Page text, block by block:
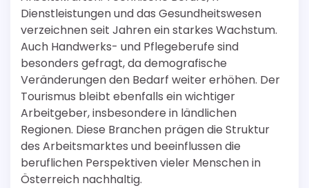
Dienstleistungen und das Gesundheitswesen
verzeichnen seit Jahren ein starkes Wachstum.
Auch Handwerks- und Pflegeberufe sind
besonders gefragt, da demografische
Veränderungen den Bedarf weiter erhöhen. Der
Tourismus bleibt ebenfalls ein wichtiger
Arbeitgeber, insbesondere in ländlichen
Regionen. Diese Branchen prägen die Struktur
des Arbeitsmarktes und beeinflussen die
beruflichen Perspektiven vieler Menschen in
Österreich nachhaltig.